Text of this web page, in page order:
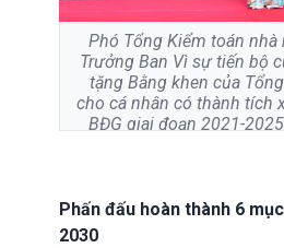
Phó Tổng Kiểm toán nhà
Trưởng Ban Vì sự tiến bộ
tặng Bằng khen của
cho cá nhân có thành tích
BĐG giai đoạn 2021-
Phấn đấu hoàn thành 6
2030